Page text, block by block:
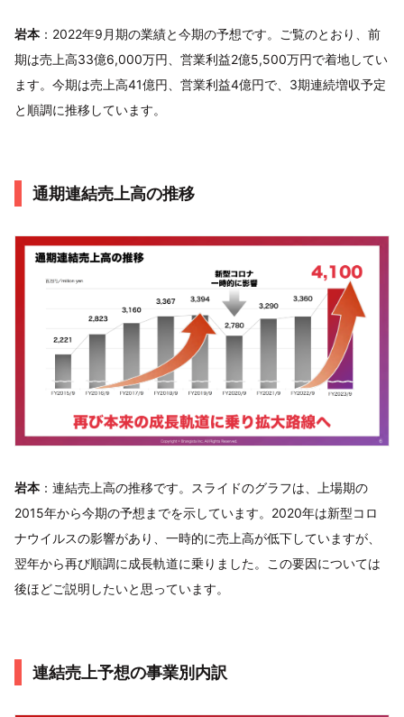
岩本 ：2022年9月期の業績と今期の予想です。ご覧のとおり、前
期は売上高33億6,000万円、営業利益2億5,500万円で着地してい
ます。今期は売上高41億円、営業利益4億円で、3期連続増収予定
と順調に推移しています。
通期連結売上高の推移
岩本 ：連結売上高の推移です。スライドのグラフは、上場期の
2015年から今期の予想までを示しています。2020年は新型コロ
ナウイルスの影響があり、一時的に売上高が低下していますが、
翌年から再び順調に成長軌道に乗りました。この要因については
後ほどご説明したいと思っています。
連結売上予想の事業別内訳